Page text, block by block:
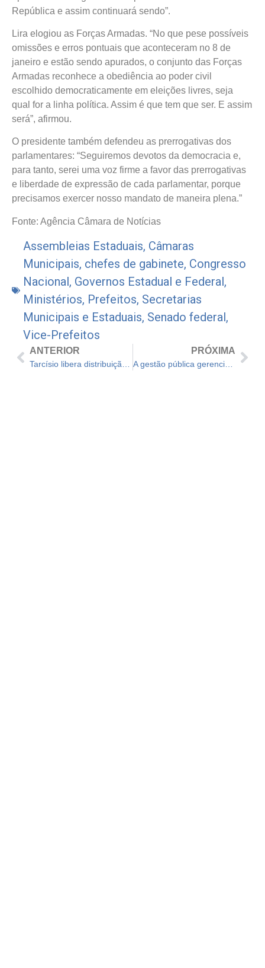
República e assim continuará sendo”.
Lira elogiou as Forças Armadas. “No que pese possíveis
omissões e erros pontuais que aconteceram no 8 de
janeiro e estão sendo apurados, o conjunto das Forças
Armadas reconhece a obediência ao poder civil
escolhido democraticamente em eleições livres, seja
qual for a linha política. Assim é que tem que ser. E assim
será”, afirmou.
O presidente também defendeu as prerrogativas dos
parlamentares: “Seguiremos devotos da democracia e,
para tanto, serei uma voz firme a favor das prerrogativas
e liberdade de expressão de cada parlamentar, porque
precisamos exercer nosso mandato de maneira plena.”
Fonte: Agência Câmara de Notícias
Assembleias Estaduais, Câmaras
Municipais, chefes de gabinete, Congresso
Nacional, Governos Estadual e Federal,
Ministérios, Prefeitos, Secretarias
Municipais e Estaduais, Senado federal,
Vice-Prefeitos
ANTERIOR PRÓXIMA
A gestão pública gerencial: